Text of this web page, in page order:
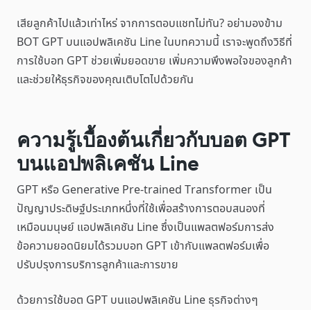
เสียลูกค้าไปแล้วเท่าไหร่ จากการตอบแชทไม่ทัน? อย่ามองข้าม
BOT GPT บนแอปพลิเคชัน Line ในบทความนี้ เราจะพูดถึงวิธีที่
การใช้บอท GPT ช่วยเพิ่มยอดขาย เพิ่มความพึงพอใจของลูกค้า
และช่วยให้ธุรกิจของคุณเติบโตไปด้วยกัน
ความรู้เบื้องต้นเกี่ยวกับบอต GPT
บนแอปพลิเคชัน Line
GPT หรือ Generative Pre-trained Transformer เป็น
ปัญญาประดิษฐ์ประเภทหนึ่งที่ใช้เพื่อสร้างการตอบสนองที่
เหมือนมนุษย์ แอปพลิเคชัน Line ซึ่งเป็นแพลตฟอร์มการส่ง
ข้อความยอดนิยมได้รวมบอท GPT เข้ากับแพลตฟอร์มเพื่อ
ปรับปรุงการบริการลูกค้าและการขาย
ด้วยการใช้บอต GPT บนแอปพลิเคชัน Line ธุรกิจต่างๆ